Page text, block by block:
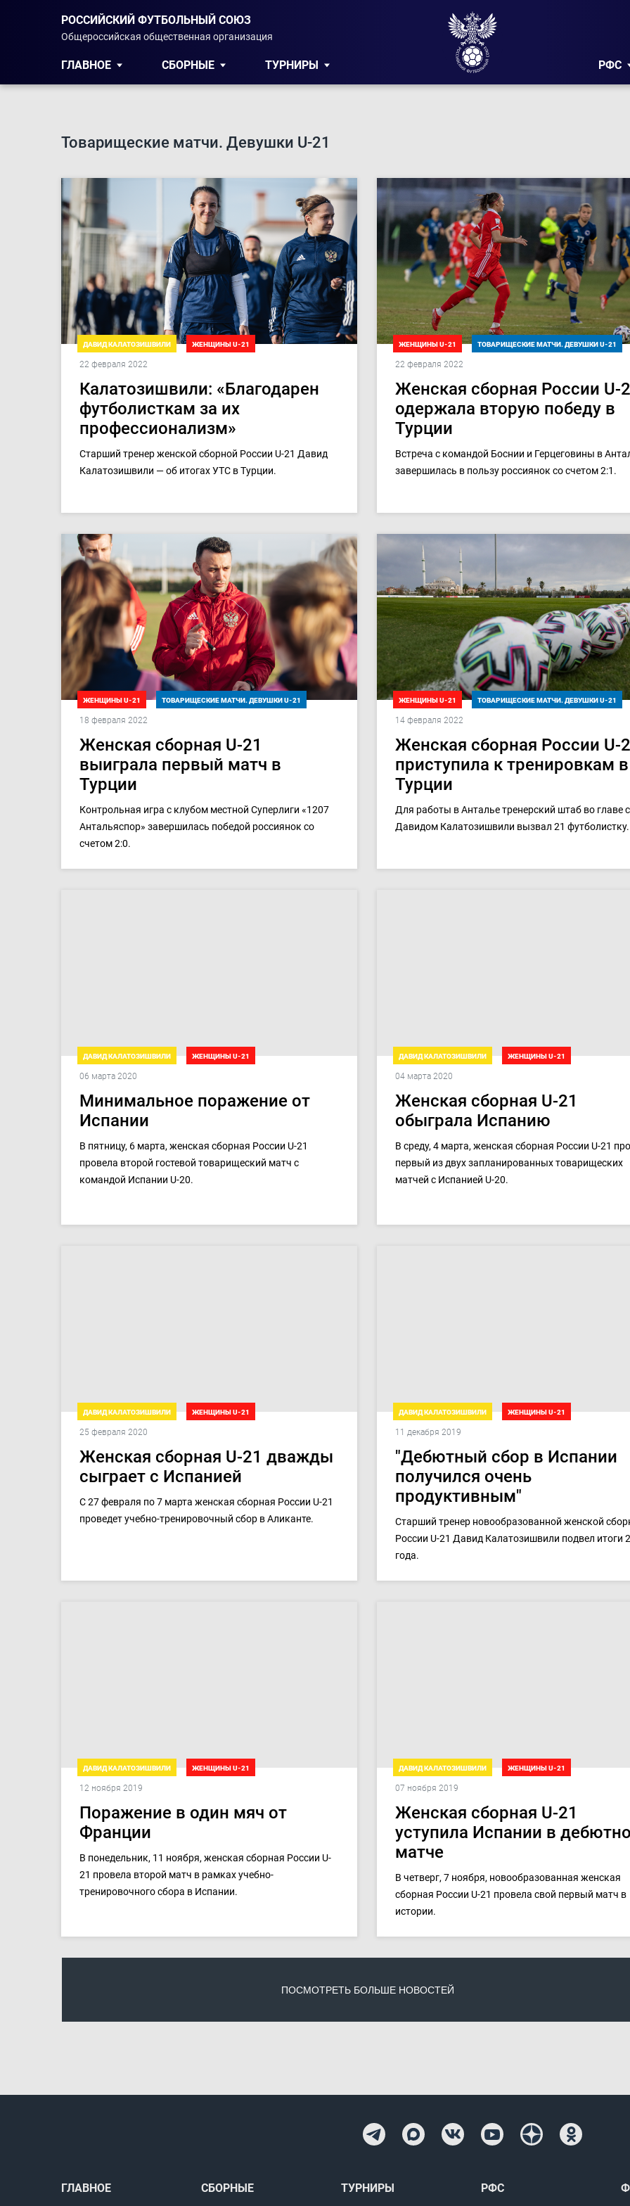
РОССИЙСКИЙ ФУТБОЛЬНЫЙ СОЮЗ
Общероссийская общественная организация
ГЛАВНОЕ СБОРНЫЕ ТУРНИРЫ РФС
Товарищеские матчи. Девушки U-21
ДАВИД КАЛАТОЗИШВИЛИ ЖЕНЩИНЫ U-21
ТОВАРИЩЕСКИЕ МАТЧИ. ДЕВУШКИ U-21
22 февраля 2022
Калатозишвили: «Благодарен
футболисткам за их
профессионализм»
Старший тренер женской сборной России U-21 Давид
Калатозишвили — об итогах УТС в Турции.
ЖЕНЩИНЫ U-21 ТОВАРИЩЕСКИЕ МАТЧИ. ДЕВУШКИ U-21
22 февраля 2022
Женская сборная России U-
одержала вторую победу в
Турции
Встреча с командой Боснии и Герцеговины в
завершилась в пользу россиянок со счетом 2:1.
ЖЕНЩИНЫ U-21 ТОВАРИЩЕСКИЕ МАТЧИ. ДЕВУШКИ U-21
18 февраля 2022
Женская сборная U-21
выиграла первый матч в
Турции
Контрольная игра с клубом местной Суперлиги «1207
Антальяспор» завершилась победой россиянок со
счетом 2:0.
ЖЕНЩИНЫ U-21 ТОВАРИЩЕСКИЕ МАТЧИ. ДЕВУШКИ U-21
14 февраля 2022
Женская сборная России U-
приступила к тренировкам в
Турции
Для работы в Анталье тренерский штаб во главе с
Давидом Калатозишвили вызвал 21 футболистку.
ДАВИД КАЛАТОЗИШВИЛИ ЖЕНЩИНЫ U-21
ТОВАРИЩЕСКИЕ МАТЧИ. ДЕВУШКИ U-21
06 марта 2020
Минимальное поражение от
Испании
В пятницу, 6 марта, женская сборная России U-21
провела второй гостевой товарищеский матч с
командой Испании U-20.
ДАВИД КАЛАТОЗИШВИЛИ ЖЕНЩИНЫ U-21
ТОВАРИЩЕСКИЕ МАТЧИ. ДЕВУШКИ U-21
04 марта 2020
Женская сборная U-21
обыграла Испанию
В среду, 4 марта, женская сборная России U-21
первый из двух запланированных товарищеских
матчей с Испанией U-20.
ДАВИД КАЛАТОЗИШВИЛИ ЖЕНЩИНЫ U-21
ТОВАРИЩЕСКИЕ МАТЧИ. ДЕВУШКИ U-21
25 февраля 2020
Женская сборная U-21 дважды
сыграет с Испанией
С 27 февраля по 7 марта женская сборная России U-21
проведет учебно-тренировочный сбор в Аликанте.
ДАВИД КАЛАТОЗИШВИЛИ ЖЕНЩИНЫ U-21
ТОВАРИЩЕСКИЕ МАТЧИ. ДЕВУШКИ U-21
11 декабря 2019
"Дебютный сбор в Испании
получился очень
продуктивным"
Старший тренер новообразованной женской
России U-21 Давид Калатозишвили подвел итоги
года.
ДАВИД КАЛАТОЗИШВИЛИ ЖЕНЩИНЫ U-21
ТОВАРИЩЕСКИЕ МАТЧИ. ДЕВУШКИ U-21
12 ноября 2019
Поражение в один мяч от
Франции
В понедельник, 11 ноября, женская сборная России U-
21 провела второй матч в рамках учебно-
тренировочного сбора в Испании.
ДАВИД КАЛАТОЗИШВИЛИ ЖЕНЩИНЫ U-21
ТОВАРИЩЕСКИЕ МАТЧИ. ДЕВУШКИ U-21
07 ноября 2019
Женская сборная U-21
уступила Испании в
матче
В четверг, 7 ноября, новообразованная женская
сборная России U-21 провела свой первый матч в
истории.
ПОСМОТРЕТЬ БОЛЬШЕ НОВОСТЕЙ
ГЛАВНОЕ СБОРНЫЕ ТУРНИРЫ РФС